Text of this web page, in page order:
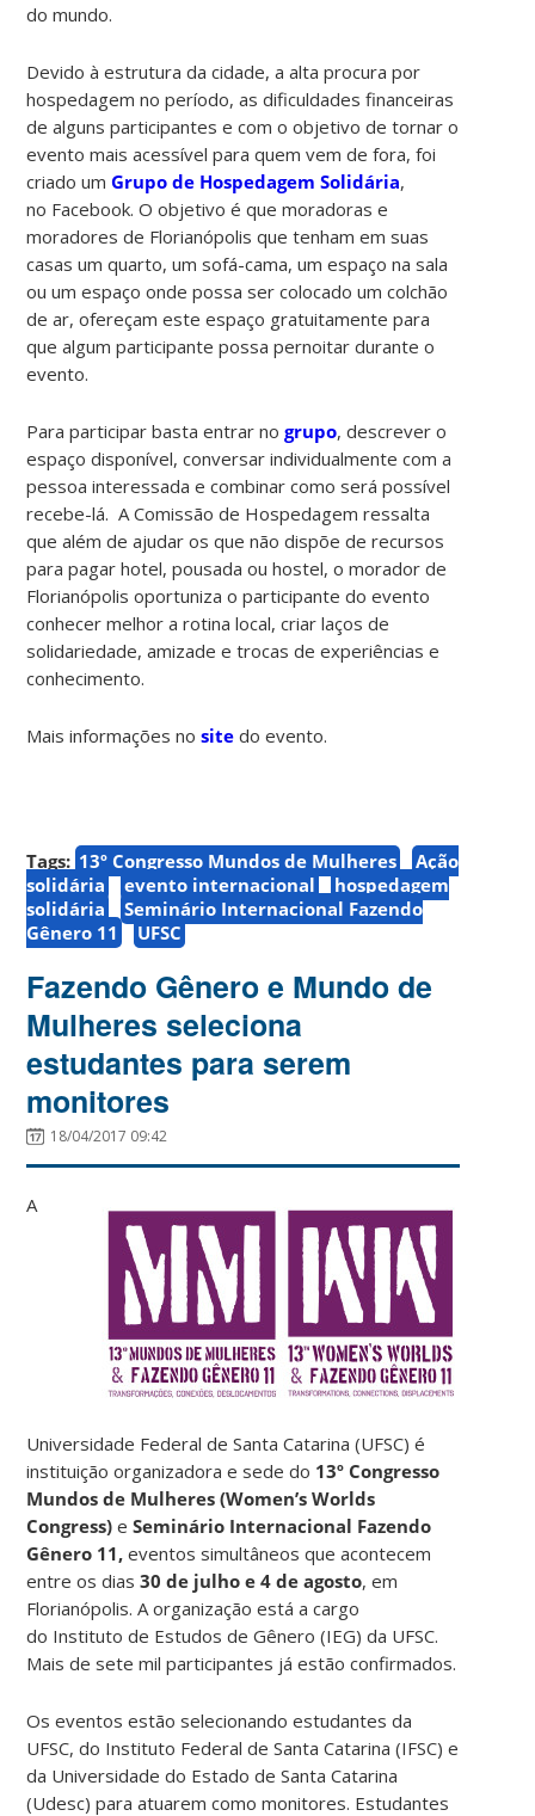
do mundo.
Devido à estrutura da cidade, a alta procura por
hospedagem no período, as dificuldades financeiras
de alguns participantes e com o objetivo de tornar o
evento mais acessível para quem vem de fora, foi
criado umGrupo de Hospedagem Solidária,
no Facebook. O objetivo é que moradoras e
moradores de Florianópolis que tenham em suas
casas um quarto, um sofá-cama, um espaço na sala
ou um espaço onde possa ser colocado um colchão
de ar, ofereçam este espaço gratuitamente para
que algum participante possa pernoitar durante o
evento.
Para participar basta entrar nogrupo, descrever o
espaço disponível, conversar individualmente com a
pessoa interessada e combinar como será possível
recebe-lá. A Comissão de Hospedagem ressalta
que além de ajudar os que não dispõe de recursos
para pagar hotel, pousada ou hostel, o morador de
Florianópolis oportuniza o participante do evento
conhecer melhor a rotina local, criar laços de
solidariedade, amizade e trocas de experiências e
conhecimento.
Mais informações nosite do evento.
Tags: 13º Congresso Mundos de Mulheres
Ação
solidária
evento internacional
hospedagem
solidária
Seminário Internacional Fazendo
Gênero 11
UFSC
Fazendo Gênero e Mundo de
Mulheres seleciona
estudantes para serem
monitores
18/04/2017 09:42
A
Universidade Federal de Santa Catarina (UFSC) é
instituição organizadora e sede do 13º Congresso
Mundos de Mulheres (Women’s Worlds
Congress)e Seminário Internacional Fazendo
Gênero 11, eventos simultâneos que acontecem
entre os dias30 de julho e 4 de agosto, em
Florianópolis. A organização está a cargo
do Instituto de Estudos de Gênero (IEG) da UFSC.
Mais de sete mil participantes já estão confirmados.
Os eventos estão selecionando estudantes da
UFSC, do Instituto Federal de Santa Catarina (IFSC) e
da Universidade do Estado de Santa Catarina
(Udesc) para atuarem como monitores. Estudantes